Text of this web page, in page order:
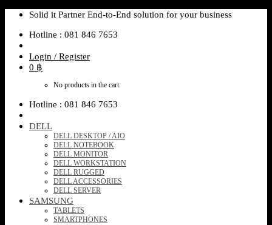
Skip
content
Solid it Partner End-to-End solution for your business
Hotline : 081 846 7653
Login / Register
0 ฿
No products in the cart.
Hotline : 081 846 7653
DELL
DELL DESKTOP / AIO
DELL NOTEBOOK
DELL MONITOR
DELL WORKSTATION
DELL RUGGED
DELL ACCESSORIES
DELL SERVER
SAMSUNG
TABLETS
SMARTPHONES